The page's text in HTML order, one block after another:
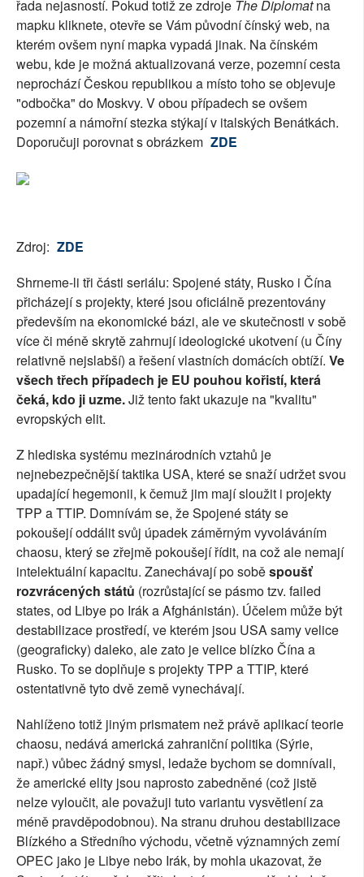
řada nejasností. Pokud totiž ze zdroje The Diplomatna
mapku kliknete, otevře se Vám původní čínský web, na
kterém ovšem nyní mapka vypadá jinak. Na čínském
webu, kde je možná aktualizovaná verze, pozemní cesta
neprochází Českou republikou a místo toho se objevuje
"odbočka" do Moskvy. V obou případech se ovšem
pozemní a námořní stezka stýkají v italských Benátkách.
Doporučuji porovnat s obrázkem ZDE
Zdroj: ZDE
Shrneme-li tři části seriálu: Spojené státy, Rusko i Čína
přicházejí s projekty, které jsou oficiálně prezentovány
především na ekonomické bázi, ale ve skutečnosti v sobě
více či méně skrytě zahrnují ideologické ukotvení (u Číny
relativně nejslabší) a řešení vlastních domácích obtíží. Ve
všech třech případech je EU pouhou kořistí, která
čeká, kdo ji uzme.Již tento fakt ukazuje na "kvalitu"
evropských elit.
Z hlediska systému mezinárodních vztahů je
nejnebezpečnější taktika USA, které se snaží udržet svou
upadající hegemonii, k čemuž jim mají sloužit i projekty
TPP a TTIP. Domnívám se, že Spojené státy se
pokoušejí oddálit svůj úpadek záměrným vyvoláváním
chaosu, který se zřejmě pokoušejí řídit, na což ale nemají
intelektuální kapacitu. Zanechávají po soběspoušť
rozvrácených států (rozrůstající se pásmo tzv. failed
states, od Libye po Irák a Afghánistán). Účelem může být
destabilizace prostředí, ve kterém jsou USA samy velice
(geograficky) daleko, ale zato je velice blízko Čína a
Rusko. To se doplňuje s projekty TPP a TTIP, které
ostentativně tyto dvě země vynechávají.
Nahlíženo totiž jiným prismatem než právě aplikací teorie
chaosu, nedává americká zahraniční politika (Sýrie,
např.) vůbec žádný smysl, ledaže bychom se domnívali,
že americké elity jsou naprosto zabedněné (což jistě
nelze vyloučit, ale považuji tuto variantu vysvětlení za
méně pravděpodobnou). Na stranu druhou destabilizace
Blízkého a Středního východu, včetně významných zemí
OPEC jako je Libye nebo Irák, by mohla ukazovat, že